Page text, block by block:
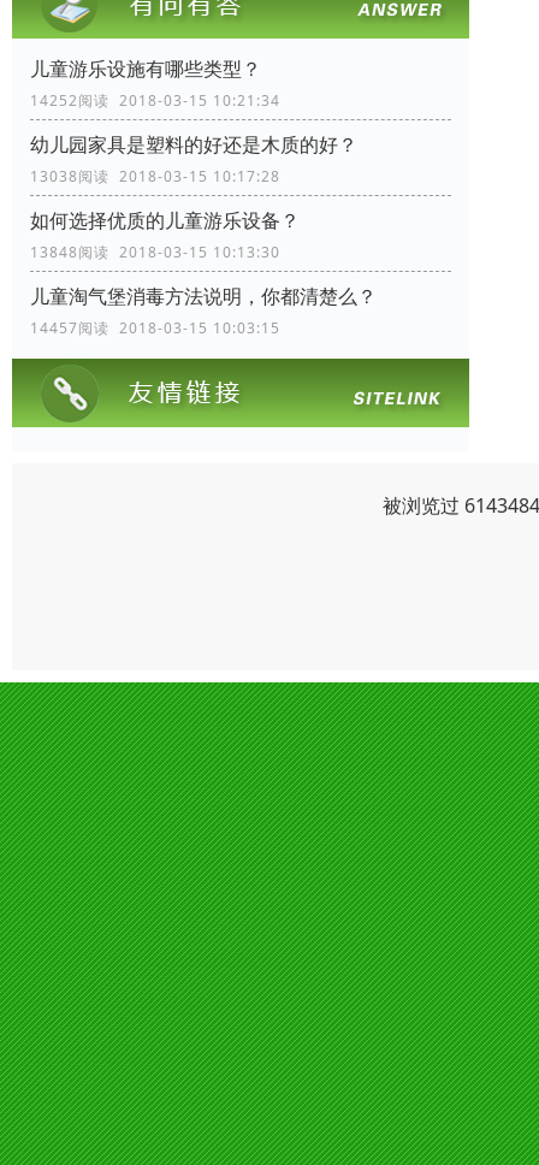
儿童游乐设施有哪些类型？
14252阅读 2018-03-15 10:21:34
幼儿园家具是塑料的好还是木质的好？
13038阅读 2018-03-15 10:17:28
如何选择优质的儿童游乐设备？
13848阅读 2018-03-15 10:13:30
儿童淘气堡消毒方法说明，你都清楚么？
14457阅读 2018-03-15 10:03:15
被浏览过